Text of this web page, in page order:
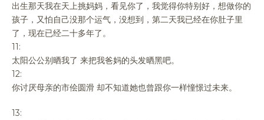
出生那天我在天上挑妈妈，看见你了，我觉得你特别好，想做你的
孩子，又怕自己没那个运气，没想到，第二天我已经在你肚子里
了，现在已经二十多年了。
11:
太阳公公别晒我了 来把我爸妈的头发晒黑吧。
12:
你讨厌母亲的市侩圆滑 却不知道她也曾跟你一样憧憬过未来。
13: